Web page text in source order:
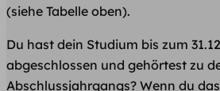
(siehe Tabelle oben).
Du hast dein Studium bis zum
abgeschlossen und gehörtest zu
Abschlussjahrgangs? Wenn du